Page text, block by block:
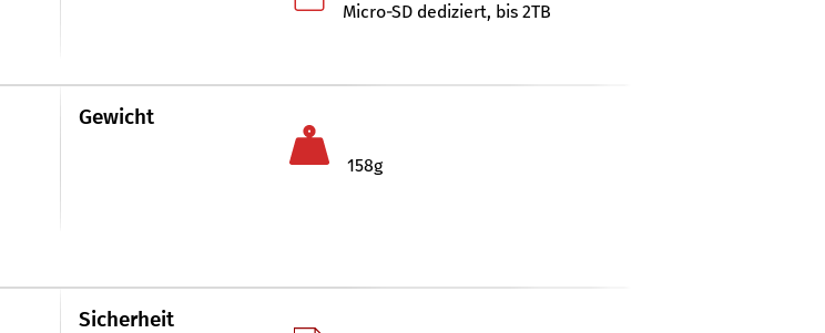
Micro-SD dediziert, bis 2TB
Gewicht
158g
Sicherheit